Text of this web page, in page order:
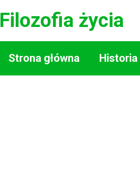
Filozofia życia
Strona główna Historia